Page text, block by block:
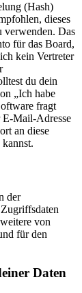
(Hash)
dieses
verwenden. Das
für das Board,
kein Vertreter
du dein
„Ich habe
fragt
E-Mail-Adresse
an diese
der
von
für den
Daten